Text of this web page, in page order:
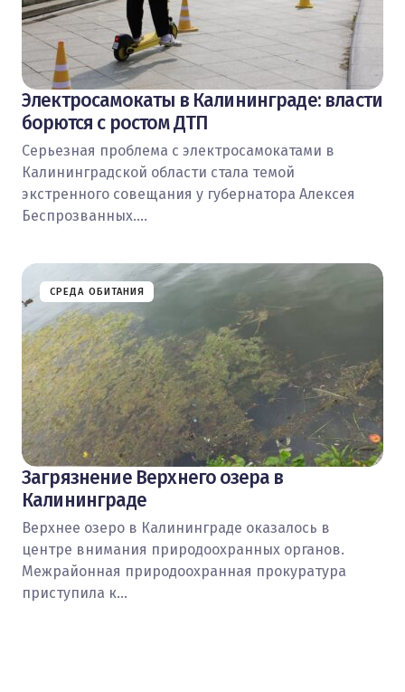
Электросамокаты в Калининграде: власти
борются с ростом ДТП
Серьезная проблема с электросамокатами в
Калининградской области стала темой
экстренного совещания у губернатора Алексея
Беспрозванных.…
СРЕДА ОБИТАНИЯ
Загрязнение Верхнего озера в
Калининграде
Верхнее озеро в Калининграде оказалось в
центре внимания природоохранных органов.
Межрайонная природоохранная прокуратура
приступила к…